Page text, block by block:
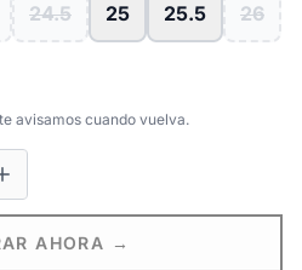
24.5 25 25.5 26
avisamos cuando vuelva.
AHORA →